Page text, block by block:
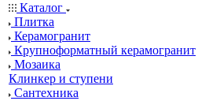
Каталог
Плитка
Керамогранит
Крупноформатный керамогранит
Мозаика
Клинкер и ступени
Сантехника